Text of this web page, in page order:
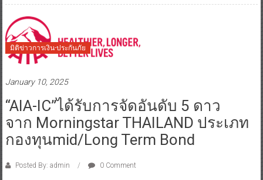
มิติข่าวการเงิน-ประกันภัย
January 10, 2025
“AIA-IC”ได้รับการจัดอันดับ 5 ดาว
จาก Morningstar THAILAND ประเภท
กองทุนmid/long Term Bond
Posted By: admin 0 Comment